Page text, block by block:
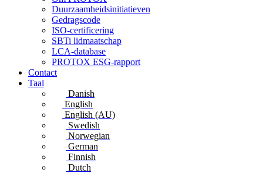
Duurzaamheidsinitiatieven
Gedragscode
ISO-certificering
SBTi lidmaatschap
LCA-database
PROTOX ESG-rapport
Contact
Taal
Danish
English
English (AU)
Swedish
Norwegian
German
Finnish
Dutch